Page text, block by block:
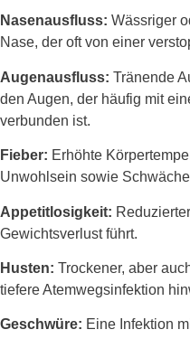
Nasenausfluss: Wässriger
Nase, der oft von einer
Augenausfluss: Tränende
den Augen, der häufig mit
verbunden ist.
Fieber: Erhöhte
Unwohlsein sowie
Appetitlosigkeit:
Gewichtsverlust führt.
Husten: Trockener, aber
tiefere Atemwegsinfektion
Geschwüre: Eine Infektion